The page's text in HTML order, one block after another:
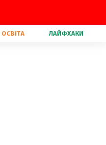
ОСВІТА ЛАЙФХАКИ